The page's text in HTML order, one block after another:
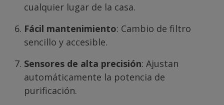
cualquier lugar de la casa.
Fácil mantenimiento: Cambio de filtro
sencillo y accesible.
Sensores de alta precisión: Ajustan
automáticamente la potencia de
purificación.